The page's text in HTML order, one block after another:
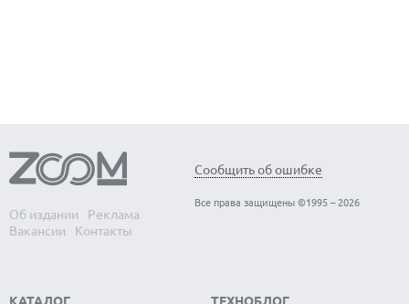
Об издании
Реклама
Вакансии
Контакты
Сообщить об ошибке
Все права защищены ©1995 – 2026